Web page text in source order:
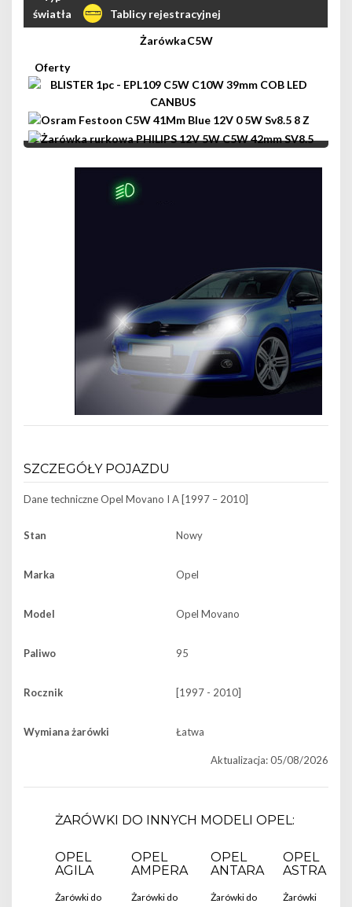
Tablicy rejestracyjnej
C5W
SZCZEGÓŁY POJAZDU
Dane techniczneOpel Movano I A [1997 – 2010]
Stan Nowy
Marka Opel
Model Opel Movano
Paliwo 95
Rocznik [1997 - 2010]
Wymiana żarówki Łatwa
Aktualizacja: 05/08/2026
ŻARÓWKI DO INNYCH MODELI OPEL:
OPEL
AGILA
Żarówki do
OPEL
AMPERA
Żarówki do
OPEL
ANTARA
Żarówki do
OPEL
ASTRA
Żarówki